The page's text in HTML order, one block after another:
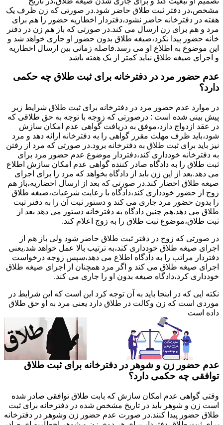
مشخص،در دفتر ثبت طلاق حاضر شود.در صورتی که زن ظرف یک
هفته در دفترخانه حاضر نشود،دفتردار اخطاریه حضور را هم برای
مرد و هم برای زن ارسال می کند.در صورتی که باز هم زن در دفتر
خانه حضور پیدا نکرد،صیغه طلاق بدون حضور او جاری خواهد شد و
این موضوع به اطلاع او می رسد.فاصله زمانی بین ارسال اخطاریه
و اجرای صیغه طلاق نباید کمتر از یک هفته باشد
عدم حضور مرد در دفترخانه برای ثبت طلاق چه حکمی
دارد؟
در موارد عدم حضور مرد در دفترخانه برای ثبت طلاق شرایط زیر
پیش بینی شده است : درصورتی که زوجه با توجه به حق طلاقی که
در عقد ازدواج دارد،موفق به دریافت گواهی عدم امکان سازش
شود،باید ظرف مهلت مقرر گواهی را به دفترخانه ارائه دهد و مرد
نیز باید برای ثبت طلاق به دفترخانه برود.در صورتی که مرد از رفتن
به دفترخانه خودداری کند،دفتردار موضوع عدم حضور مرد برای
ثبت طلاق را به دادگاه صادر کننده گواهی عدم امکان سازش اطلاع
می دهد.بعد از این زن باید از دادگاه بخواهد که مرد را برای اجرای
صیغه طلاق احضار کند.در صورتی که بعد از ارسال احضاریه،باز هم
زوج از حضور خودداری کند،دادگاه با رعایت شرعیات،صیغه طلاق
را بدون حضور مرد جاری می کند و دستور ثبت آن را به دفتر ثبت
طلاق می دهد.هم چنین دادگاه به دفترخانه دستور می دهد بعد از
ثبت طلاق،موضوع ثبت طلاق را به زوج اعلام کند.
در صورتی که زوج در دفتر ثبت طلاق حاضر شود ولی باز هم از
اجرای صیغه طلاق خودداری کند،به ترتیب بالا عمل خواهد شد.یعنی
دفتردار مراتب را به دادگاه اطلاع می دهد،سپس زوجه درخواست
اجرای صیغه طلاق می کند و اگر مرد همچنان از اجرای صیغه طلاق
خودداری کرد،دادگاه صیغه بدون او را جاری می کند.
نکته ایی که در اینجا باید به آن توجه کرد این است که این شرایط در
موردی است که زن وکالت در طلاق دارد یعنی مرد به او حق طلاق
داده است
عدم حضور زن و شوهر در دفترخانه برای ثبت طلاق
توافقی چه حکمی دارد؟
وقتی گواهی عدم امکان سازش که بابت طلاق توافقی صادر شده
است زن و شوهر باید در تاریخ مشخص شده در دفترخانه برای ثبت
طلاق حضور پیدا کنند.در صورت عدم حضور زن وشوهر در دفترخانه